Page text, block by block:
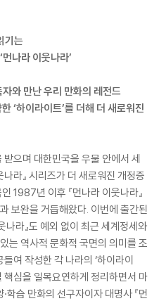
기는
나라 이웃나라’
와 만난 우리 만화의 레전드
‘하이라이트’를 더해 더 새로워진
으며 대한민국을 우물 안에서 세
라』 시리즈가 더 새로워진 개정증
1987년 이후 『먼나라 이웃나라』
보완을 거듭해왔다. 이번에 출간된
나라』도 예외 없이 최근 세계정세와
는 역사적 문화적 국면의 의미를 조
여 작성한 각 나라의 ‘하이라이
핵심을 일목요연하게 정리하면서 마
학습 만화의 선구자이자 대명사 『먼